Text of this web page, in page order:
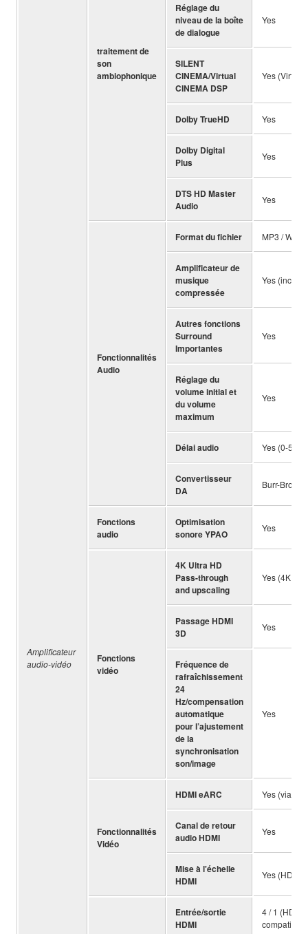
Amplificateur
audio-vidéo
traitement de
son
ambiophonique
Réglage du
niveau de la boîte
de dialogue
Yes
SILENT
CINEMA/Virtual
CINEMA DSP
Yes (Virtual
Dolby TrueHD Yes
Dolby Digital
Plus
Yes
DTS HD Master
Audio
Yes
Fonctionnalités
Audio
Format du fichier MP3 /
Amplificateur de
musique
compressée
Yes (incl.
Autres fonctions
Surround
Importantes
Yes
Réglage du
volume initial et
du volume
maximum
Yes
Délai audio Yes (0-500
Convertisseur
DA
Burr-Brown
Fonctions
audio
Optimisation
sonore YPAO
Yes
Fonctions
vidéo
4K Ultra HD
Pass-through
and upscaling
Yes (4K /
Passage HDMI
3D
Yes
Fréquence de
rafraîchissement
24
Hz/compensation
automatique
pour l’ajustement
de la
synchronisation
son/image
Yes
Fonctionnalités
Vidéo
HDMI eARC Yes (via
Canal de retour
audio HDMI
Yes
Mise à l'échelle
HDMI
Yes
Entrée/sortie
HDMI
4 / 1
compatible)